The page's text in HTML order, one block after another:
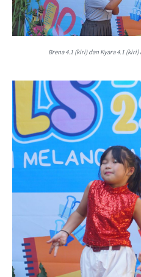
Brena 4.1 (kiri) dan Kyara 4.1